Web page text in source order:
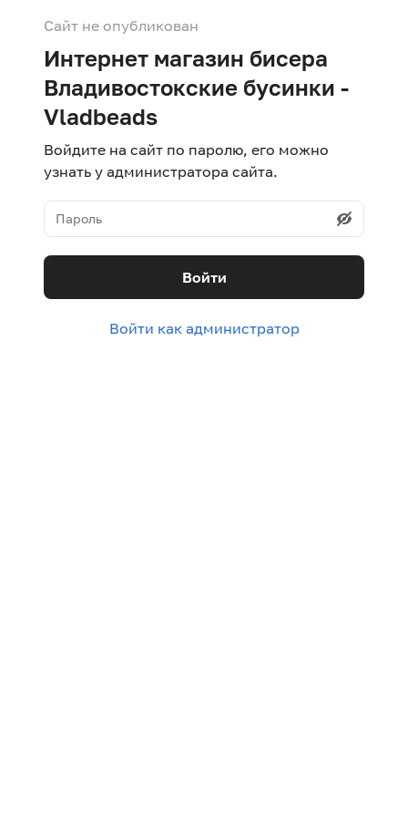
Сайт не опубликован
Интернет магазин бисера
Владивостокские бусинки -
Vladbeads
Войдите на сайт по паролю, его можно
узнать у администратора сайта.
Войти
Войти как администратор